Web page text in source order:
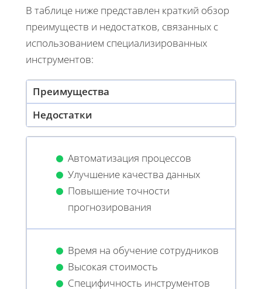
В таблице ниже представлен краткий обзор
преимуществ и недостатков, связанных с
использованием специализированных
инструментов:
Преимущества
Недостатки
Автоматизация процессов
Улучшение качества данных
Повышение точности
прогнозирования
Время на обучение сотрудников
Высокая стоимость
Специфичность инструментов